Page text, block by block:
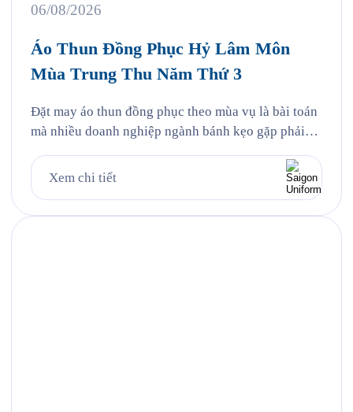
06/08/2026
Áo Thun Đồng Phục Hỷ Lâm Môn
Mùa Trung Thu Năm Thứ 3
Đặt may áo thun đồng phục theo mùa vụ là bài toán
mà nhiều doanh nghiệp ngành bánh kẹo gặp phải
lên, mỗi năm khi mùa bánh Trung Thu về, Hỷ Lâm
Môn lại cùng Saigon Uniform chuẩn bị một bộ đồng
Xem chi tiết